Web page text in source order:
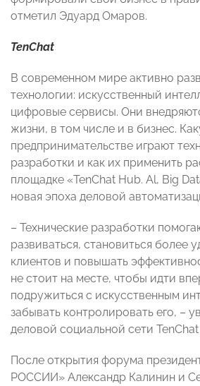
отметил Эдуард Омаров.
TenChat
В современном мире активно
технологии: искусственный
цифровые сервисы. Они
жизни, в том числе и в бизнес.
предпринимательстве играют
разработки и как их применить
площадке «TenChat Hub. Al, Big
новая эпоха деловой
– Технические разработки
развиваться, становиться более
клиентов и повышать
не стоит на месте, чтобы идти
подружиться с искусственным
забывать контролировать его, –
деловой социальной сети TenChat
После открытия форума
РОССИИ» Александр Калинин и